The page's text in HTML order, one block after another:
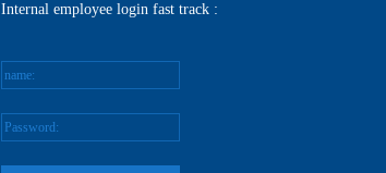
Internal employee login fast track :
name:
Password: